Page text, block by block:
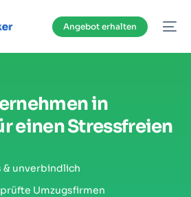
Angebot erhalten
in
einen Stressfreien
& unverbindlich
Umzugsfirmen